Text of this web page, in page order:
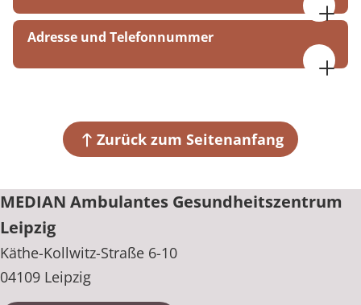
Montag bis Donnerstag von 07:30 bis 19:00 Uhr
Freitag von 07:30 bis 18:00 Uhr
Adresse und Telefonnummer
MEDIAN Ambulantes Gesundheitszentrum Leipzig
+49 341 2580600
Zurück zum Seitenanfang
MEDIAN Ambulantes Gesundheitszentrum
Leipzig
Käthe-Kollwitz-Straße 6-10
04109 Leipzig